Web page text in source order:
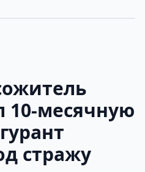
10-месячную
стражу